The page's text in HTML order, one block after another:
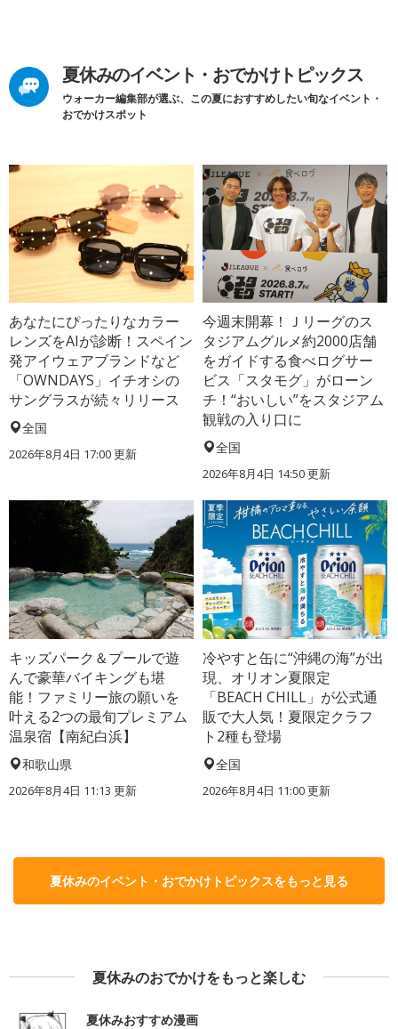
夏休みのイベント・おでかけトピックス
ウォーカー編集部が選ぶ、この夏におすすめしたい旬なイベント・
おでかけスポット
あなたにぴったりなカラー
レンズをAIが診断！スペイン
発アイウェアブランドなど
「OWNDAYS」イチオシの
サングラスが続々リリース
全国
2026年8月4日 17:00更新
今週末開幕！Ｊリーグのス
タジアムグルメ約2000店舗
をガイドする食べログサー
ビス「スタモグ」がローン
チ！“おいしい”をスタジアム
観戦の入り口に
全国
2026年8月4日 14:50更新
キッズパーク＆プールで遊
んで豪華バイキングも堪
能！ファミリー旅の願いを
叶える2つの最旬プレミアム
温泉宿【南紀白浜】
和歌山県
2026年8月4日 11:13 更新
冷やすと缶に“沖縄の海”が出
現、オリオン夏限定
「BEACH CHILL」が公式通
販で大人気！夏限定クラフ
ト2種も登場
全国
2026年8月4日 11:00更新
夏休みのイベント・おでかけトピックスをもっと見る
夏休みのおでかけをもっと楽しむ
夏休みおすすめ漫画